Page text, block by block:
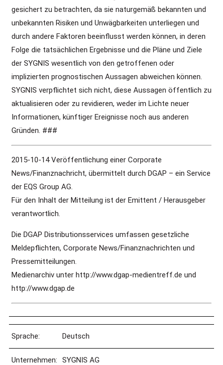
gesichert zu betrachten, da sie naturgemäß bekannten und
unbekannten Risiken und Unwägbarkeiten unterliegen und
durch andere Faktoren beeinflusst werden können, in deren
Folge die tatsächlichen Ergebnisse und die Pläne und Ziele
der SYGNIS wesentlich von den getroffenen oder
implizierten prognostischen Aussagen abweichen können.
SYGNIS verpflichtet sich nicht, diese Aussagen öffentlich zu
aktualisieren oder zu revidieren, weder im Lichte neuer
Informationen, künftiger Ereignisse noch aus anderen
Gründen. ###
2015-10-14 Veröffentlichung einer Corporate
News/Finanznachricht, übermittelt durch DGAP – ein Service
der EQS Group AG.
Für den Inhalt der Mitteilung ist der Emittent / Herausgeber
verantwortlich.
Die DGAP Distributionsservices umfassen gesetzliche
Meldepflichten, Corporate News/Finanznachrichten und
Pressemitteilungen.
Medienarchiv unter http://www.dgap-medientreff.de und
http://www.dgap.de
Sprache: Deutsch
Unternehmen: SYGNIS AG